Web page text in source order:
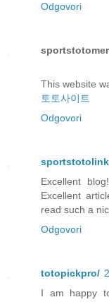
Odgovori
This website
토토사이트
Odgovori
Excellent
Excellent
read such a
Odgovori
totopickpro/
I am happy